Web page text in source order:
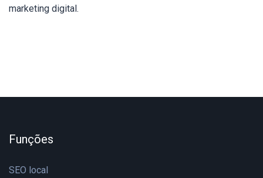
marketing digital.
Funções
SEO local